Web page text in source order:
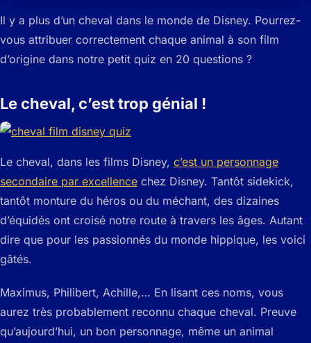
Il y a plus d’un cheval dans le monde de Disney. Pourrez-
vous attribuer correctement chaque animal à son film
d’origine dans notre petit quiz en 20 questions ?
Le cheval, c’est trop génial !
Le cheval, dans les films Disney, c’est un personnage
secondaire par excellence chez Disney. Tantôt sidekick,
tantôt monture du héros ou du méchant, des dizaines
d’équidés ont croisé notre route à travers les âges. Autant
dire que pour les passionnés du monde hippique, les voici
gâtés.
Maximus, Philibert, Achille,… En lisant ces noms, vous
aurez très probablement reconnu chaque cheval. Preuve
qu’aujourd’hui, un bon personnage, même un animal